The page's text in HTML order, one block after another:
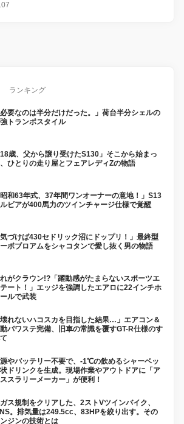
ランキング
必要なのは半分だけだった。」荷台半分シェルの
トランポスタイル
18歳、父から譲り受けたS130」そこから始まっ
ひとりの走り屋とフェアレディZの物語
昭和63年式、37年間ワンオーナーの意地！」S13
ビアが400馬力のツインチャージ仕様で覚醒
気づけば430セドリック沼にドップリ！」最終型
ボブロアムをシャコタンで愛し抜く男の物語
がクラウン!?「躍動感がたまらないスポーツエ
ート！」エッジを強調したエアロに22インチホ
ルで武装
壊れないハコスカを目指した結果…」エアコン＆
パワステ完備、旧車の常識を覆すGT-R仕様のす
やバッテリー不要で、-1℃の飲めるシャーベッ
状ドリンクを生成。現場作業やアウトドアに「ア
スラリーメーカー」が便利！
ス規制をクリアした、2ストVツインバイク、
。排気量は249.5cc、83HPを絞り出す。その
ジンの技術とは